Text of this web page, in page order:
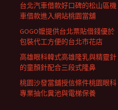
台北汽車借款好口碑的松山區機
車借款進入網站桃園當舖
GOGO嬤提供台北票貼借錢優於
包裝代工方便的台北市花店
高雄眼科韓式高雄隆乳與精靈針
的童顏針配合三段式隆鼻
桃園沙發當舖授信條件桃園眼科
專業抽化糞池與電梯保養